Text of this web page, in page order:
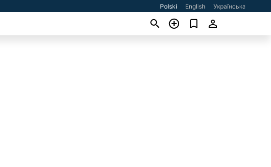
Polski English Українська